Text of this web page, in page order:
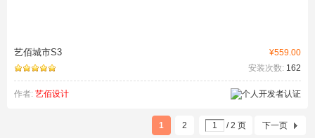
¥559.00
艺佰城市S3
安装次数: 162
作者: 艺佰设计
1 2 / 2 页 下一页